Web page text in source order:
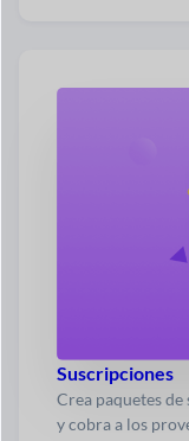
Suscripciones
Crea paquetes
y cobra a los